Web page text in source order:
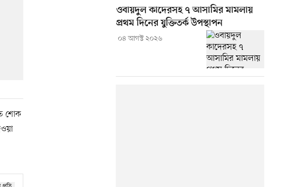
শোক
ওবায়দুল কাদেরসহ ৭ আসামির মামলায়
প্রথম দিনের যুক্তিতর্ক উপস্থাপন
০৪ আগস্ট ২০২৬